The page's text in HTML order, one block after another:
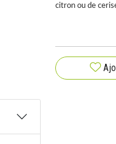
citron ou de